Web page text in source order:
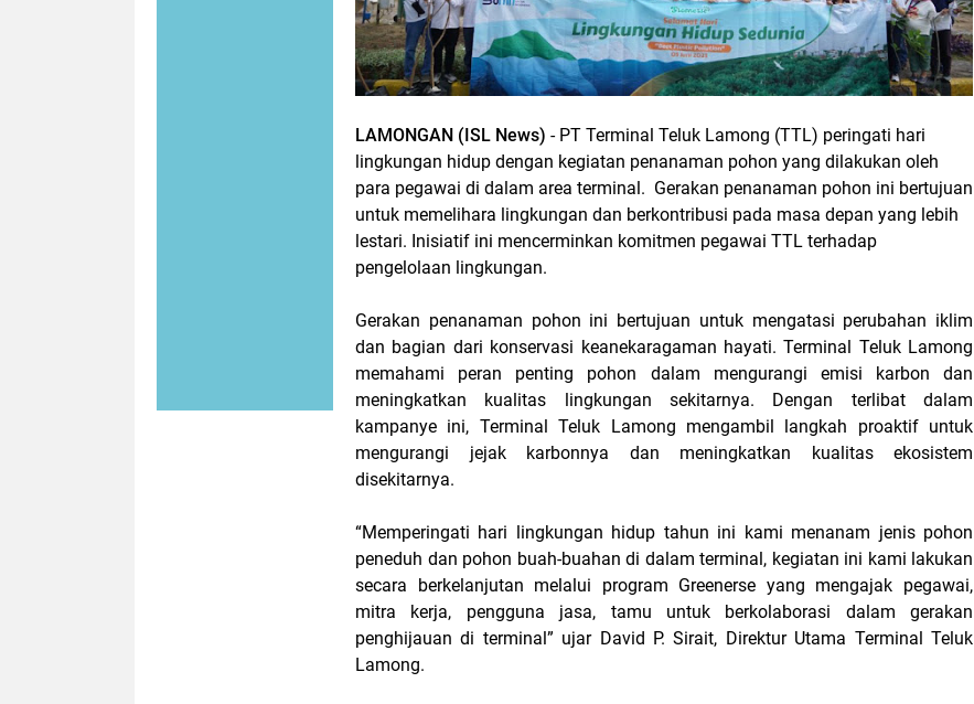
LAMONGAN (ISL News) - PT Terminal Teluk Lamong (TTL) peringati hari
lingkungan hidup dengan kegiatan penanaman pohon yang dilakukan oleh
para pegawai di dalam area terminal. Gerakan penanaman pohon ini bertujuan
untuk memelihara lingkungan dan berkontribusi pada masa depan yang lebih
lestari. Inisiatif ini mencerminkan komitmen pegawai TTL terhadap
pengelolaan lingkungan.
Gerakan penanaman pohon ini bertujuan untuk mengatasi perubahan iklim
dan bagian dari konservasi keanekaragaman hayati. Terminal Teluk Lamong
memahami peran penting pohon dalam mengurangi emisi karbon dan
meningkatkan kualitas lingkungan sekitarnya. Dengan terlibat dalam
kampanye ini, Terminal Teluk Lamong mengambil langkah proaktif untuk
mengurangi jejak karbonnya dan meningkatkan kualitas ekosistem
disekitarnya.
“Memperingati hari lingkungan hidup tahun ini kami menanam jenis pohon
peneduh dan pohon buah-buahan di dalam terminal, kegiatan ini kami lakukan
secara berkelanjutan melalui program Greenerse yang mengajak pegawai,
mitra kerja, pengguna jasa, tamu untuk berkolaborasi dalam gerakan
penghijauan di terminal” ujar David P. Sirait, Direktur Utama Terminal Teluk
Lamong.